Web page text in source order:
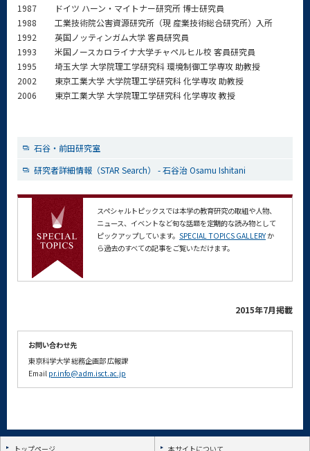
1987
ドイツ ハーン・マイトナー研究所 博士研究員
1988
工業技術院公害資源研究所（現 産業技術総合研究所）入所
1992
英国ノッティンガム大学 客員研究員
1993
米国ノースカロライナ大学チャペルヒル校 客員研究員
1995
埼玉大学 大学院理工学研究科 環境制御工学専攻 助教授
2002
東京工業大学 大学院理工学研究科 化学専攻 助教授
2006
東京工業大学 大学院理工学研究科 化学専攻 教授
石谷・前田研究室
研究者詳細情報（STAR Search） - 石谷治 Osamu Ishitani
スペシャルトピックスでは本学の教育研究の取組や人物、
ニュース、イベントなど旬な話題を定期的な読み物として
ピックアップしています。 SPECIAL TOPICS GALLERYか
ら過去のすべての記事をご覧いただけます。
2015年7月掲載
お問い合わせ先
東京科学大学総務企画部広報課
Email pr.info@adm.isct.ac.jp
トップページ 本サイトについて